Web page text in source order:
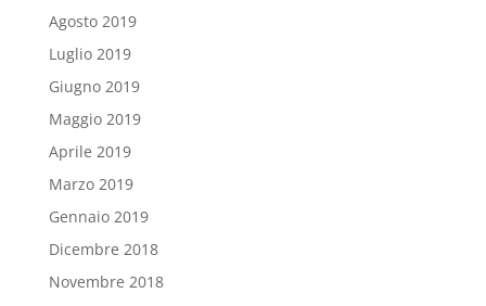
Agosto 2019
Luglio 2019
Giugno 2019
Maggio 2019
Aprile 2019
Marzo 2019
Gennaio 2019
Dicembre 2018
Novembre 2018